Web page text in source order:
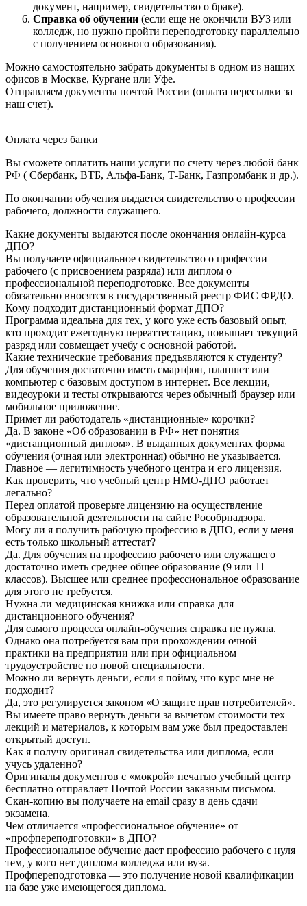
документ, например, свидетельство о браке).
Справка об обучении (если еще не окончили ВУЗ или
колледж, но нужно пройти переподготовку параллельно
с получением основного образования).
Можно самостоятельно забрать документы в одном из наших
офисов в Москве, Кургане или Уфе.
Отправляем документы почтой России (оплата пересылки за
наш счет).
Оплата через банки
Вы сможете оплатить наши услуги по счету через любой банк
РФ ( Сбербанк, ВТБ, Альфа-Банк, Т-Банк, Газпромбанк и др.).
По окончании обучения выдается свидетельство о профессии
рабочего, должности служащего.
Какие документы выдаются после окончания онлайн-курса
ДПО?
Вы получаете официальное свидетельство о профессии
рабочего (с присвоением разряда) или диплом о
профессиональной переподготовке. Все документы
обязательно вносятся в государственный реестр ФИС ФРДО.
Кому подходит дистанционный формат ДПО?
Программа идеальна для тех, у кого уже есть базовый опыт,
кто проходит ежегодную переаттестацию, повышает текущий
разряд или совмещает учебу с основной работой.
Какие технические требования предъявляются к студенту?
Для обучения достаточно иметь смартфон, планшет или
компьютер с базовым доступом в интернет. Все лекции,
видеоуроки и тесты открываются через обычный браузер или
мобильное приложение.
Примет ли работодатель «дистанционные» корочки?
Да. В законе «Об образовании в РФ» нет понятия
«дистанционный диплом». В выданных документах форма
обучения (очная или электронная) обычно не указывается.
Главное — легитимность учебного центра и его лицензия.
Как проверить, что учебный центр НМО-ДПО работает
легально?
Перед оплатой проверьте лицензию на осуществление
образовательной деятельности на сайте Рособрнадзора.
Могу ли я получить рабочую профессию в ДПО, если у меня
есть только школьный аттестат?
Да. Для обучения на профессию рабочего или служащего
достаточно иметь среднее общее образование (9 или 11
классов). Высшее или среднее профессиональное образование
для этого не требуется.
Нужна ли медицинская книжка или справка для
дистанционного обучения?
Для самого процесса онлайн-обучения справка не нужна.
Однако она потребуется вам при прохождении очной
практики на предприятии или при официальном
трудоустройстве по новой специальности.
Можно ли вернуть деньги, если я пойму, что курс мне не
подходит?
Да, это регулируется законом «О защите прав потребителей».
Вы имеете право вернуть деньги за вычетом стоимости тех
лекций и материалов, к которым вам уже был предоставлен
открытый доступ.
Как я получу оригинал свидетельства или диплома, если
учусь удаленно?
Оригиналы документов с «мокрой» печатью учебный центр
бесплатно отправляет Почтой России заказным письмом.
Скан-копию вы получаете на email сразу в день сдачи
экзамена.
Чем отличается «профессиональное обучение» от
«профпереподготовки» в ДПО?
Профессиональное обучение дает профессию рабочего с нуля
тем, у кого нет диплома колледжа или вуза.
Профпереподготовка — это получение новой квалификации
на базе уже имеющегося диплома.